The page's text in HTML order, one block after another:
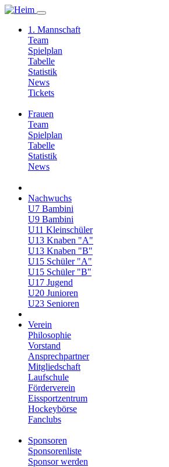
1. Mannschaft
Team
Spielplan
Tabelle
Statistik
News
Tickets
Frauen
Team
Spielplan
Tabelle
Statistik
News
Nachwuchs
U7 Bambini
U9 Bambini
U11 Kleinschüler
U13 Knaben "A"
U13 Knaben "B"
U15 Schüler "A"
U15 Schüler "B"
U17 Jugend
U20 Junioren
U23 Senioren
Verein
Philosophie
Vorstand
Ansprechpartner
Mitgliedschaft
Laufschule
Förderverein
Eissportzentrum
Hockeybörse
Fanclubs
Sponsoren
Sponsorenliste
Sponsor werden